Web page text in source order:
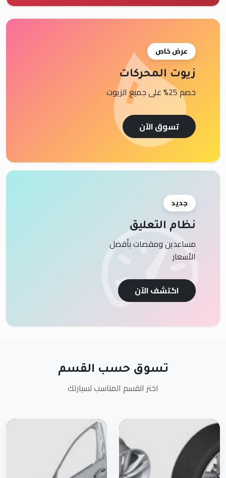
عرض خاص
زيوت المحركات
خصم 25% على جميع الزيوت
تسوق الآن
جديد
نظام التعليق
مساعدين ومقصات بأفضل
الأسعار
اكتشف الآن
تسوق حسب القسم
اختر القسم المناسب لسيارتك